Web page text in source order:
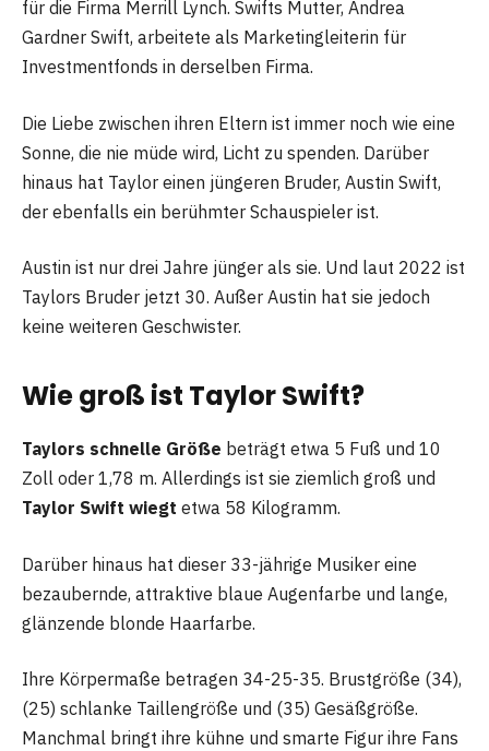
für die Firma Merrill Lynch. Swifts Mutter, Andrea
Gardner Swift, arbeitete als Marketingleiterin für
Investmentfonds in derselben Firma.
Die Liebe zwischen ihren Eltern ist immer noch wie eine
Sonne, die nie müde wird, Licht zu spenden. Darüber
hinaus hat Taylor einen jüngeren Bruder, Austin Swift,
der ebenfalls ein berühmter Schauspieler ist.
Austin ist nur drei Jahre jünger als sie. Und laut 2022 ist
Taylors Bruder jetzt 30. Außer Austin hat sie jedoch
keine weiteren Geschwister.
Wie groß ist Taylor Swift?
Taylors schnelle Größe beträgt etwa 5 Fuß und 10
Zoll oder 1,78 m. Allerdings ist sie ziemlich groß und
Taylor Swift wiegt etwa 58 Kilogramm.
Darüber hinaus hat dieser 33-jährige Musiker eine
bezaubernde, attraktive blaue Augenfarbe und lange,
glänzende blonde Haarfarbe.
Ihre Körpermaße betragen 34-25-35. Brustgröße (34),
(25) schlanke Taillengröße und (35) Gesäßgröße.
Manchmal bringt ihre kühne und smarte Figur ihre Fans